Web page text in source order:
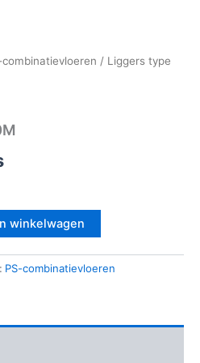
combinatievloeren / Liggers type
winkelwagen
PS-combinatievloeren